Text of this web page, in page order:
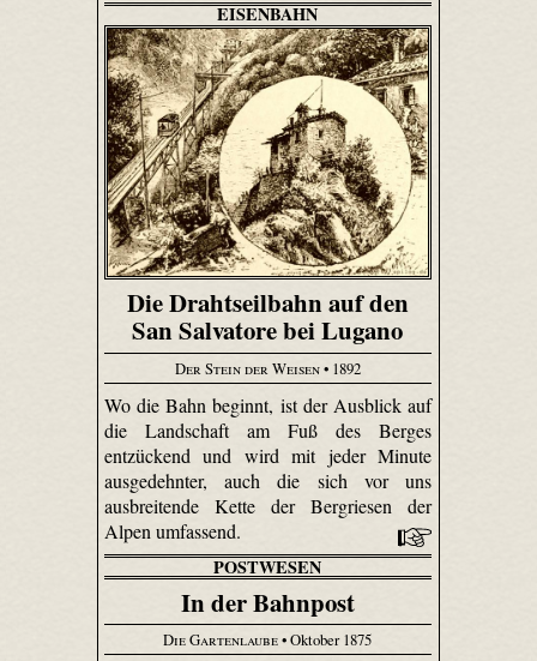
EISENBAHN
Die Drahtseilbahn auf den
San Salvatore bei Lugano
Der Stein der Weisen• 1892
Wo die Bahn beginnt, ist der Ausblick auf
die Landschaft am Fuß des Berges
entzückend und wird mit jeder Minute
ausgedehnter, auch die sich vor uns
ausbreitende Kette der Bergriesen der
Alpen umfassend.
POSTWESEN
In der Bahnpost
Die Gartenlaube• Oktober 1875